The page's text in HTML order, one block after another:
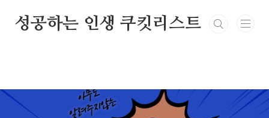
성공하는 인생 쿠킷리스트